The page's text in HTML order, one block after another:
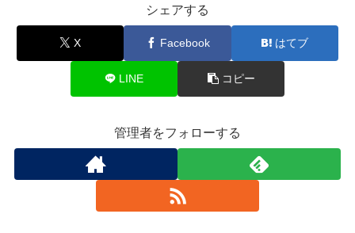
シェアする
X Facebook はてブ
LINE コピー
管理者をフォローする